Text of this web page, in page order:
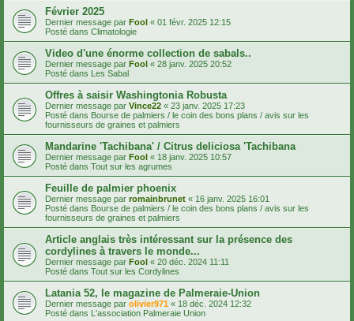
Février 2025
Dernier message par Fool « 01 févr. 2025 12:15
Posté dans Climatologie
Video d'une énorme collection de sabals..
Dernier message par Fool « 28 janv. 2025 20:52
Posté dans Les Sabal
Offres à saisir Washingtonia Robusta
Dernier message par Vince22 « 23 janv. 2025 17:23
Posté dans Bourse de palmiers / le coin des bons plans / avis sur les
fournisseurs de graines et palmiers
Mandarine 'Tachibana' / Citrus deliciosa 'Tachibana
Dernier message par Fool « 18 janv. 2025 10:57
Posté dans Tout sur les agrumes
Feuille de palmier phoenix
Dernier message par romainbrunet « 16 janv. 2025 16:01
Posté dans Bourse de palmiers / le coin des bons plans / avis sur les
fournisseurs de graines et palmiers
Article anglais très intéressant sur la présence des
cordylines à travers le monde...
Dernier message par Fool « 20 déc. 2024 11:11
Posté dans Tout sur les Cordylines
Latania 52, le magazine de Palmeraie-Union
Dernier message par olivier971 « 18 déc. 2024 12:32
Posté dans L'association Palmeraie Union